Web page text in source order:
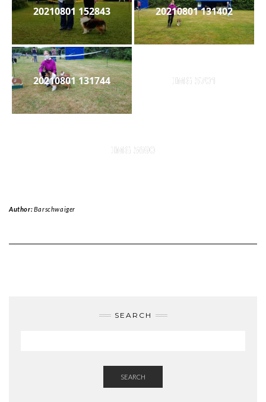
20210801 152843 20210801 131402
20210801 131744 IMG 5701
IMG 5690
Author:Barschwaiger
SEARCH
SEARCH